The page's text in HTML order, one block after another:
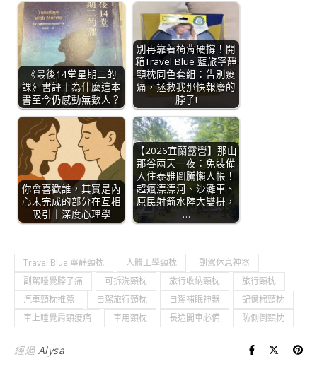
《最後14堂星期二的
課》書評｜為什麼這本
書至今仍感動無數人？
別再靠著椅背硬撐！開
箱Travel Blue 藍旅寧靜
頸枕同色套組：告別痠
痛，拯救我那快報廢的
脖子!
你會喜歡誰，其實是內
心未完成的部分在互相
吸引｜深度心理學
【2026宜蘭露營】那山
那谷兩天一夜：免裝備
入住泰雅圖騰懶人帳！
超瘋漂漂河、沙灘車、
原民射箭水陸大雙拼，
…
Travel Blue 寧靜頸枕 人體工學頸枕
副駕休息神器
副駕睡覺脖子痛
可拆洗頸枕 旅行收納頸枕
旅行頸枕
汽車頸枕推薦
自駕旅行頸枕 自駕補眠神器
記憶棉頸枕
車上睡覺肩頸痠痛
車用頸枕 長途開車必備 防側倒頸枕
經過 Alysa